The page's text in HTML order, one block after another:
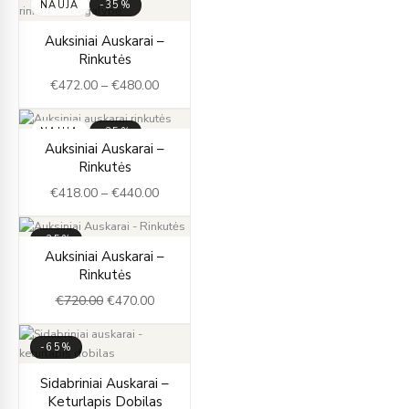
NAUJA -35%
Auksiniai Auskarai –
Rinkutės
€472.00 – €480.00
range:
through
NAUJA -35%
Auksiniai Auskarai –
Rinkutės
€418.00 – €440.00
range:
through
-35%
Auksiniai Auskarai –
Rinkutės
€720.00
price
was:
€720.00.
€470.00
price
€470.00.
-65%
Sidabriniai Auskarai –
Keturlapis Dobilas
price
price